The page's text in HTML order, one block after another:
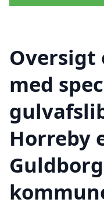
Oversigt
med
Horreby